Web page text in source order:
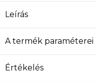
Leírás
A termék paraméterei
Értékelés